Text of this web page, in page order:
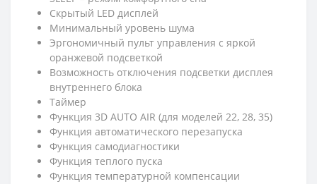
Скрытый LED дисплей
Минимальный уровень шума
Эргономичный пульт управления с яркой
оранжевой подсветкой
Возможность отключения подсветки дисплея
внутреннего блока
Таймер
Функция 3D AUTO AIR (для моделей 22, 28, 35)
Функция автоматического перезапуска
Функция самодиагностики
Функция теплого пуска
Функция температурной компенсации